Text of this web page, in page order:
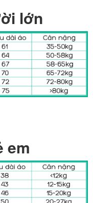
lớn
em